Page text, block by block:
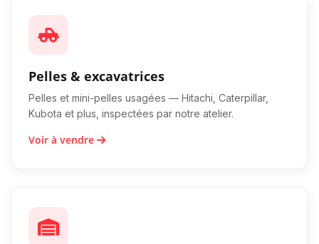
Pelles & excavatrices
Pelles et mini-pelles usagées — Hitachi, Caterpillar,
Kubota et plus, inspectées par notre atelier.
Voir à vendre